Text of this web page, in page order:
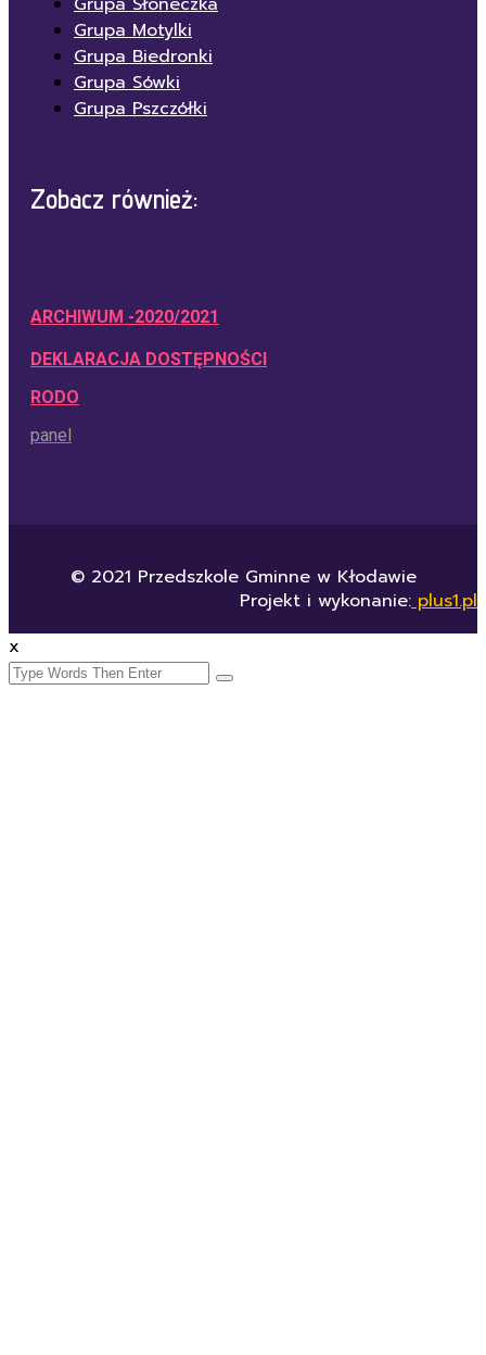
Grupa Motylki
Grupa Biedronki
Grupa Sówki
Grupa Pszczółki
Zobacz również:
ARCHIWUM -2020/2021
DEKLARACJA DOSTĘPNOŚCI
RODO
panel
© 2021 Przedszkole Gminne w Kłodawie
Projekt i wykonanie: plus1.pl
x